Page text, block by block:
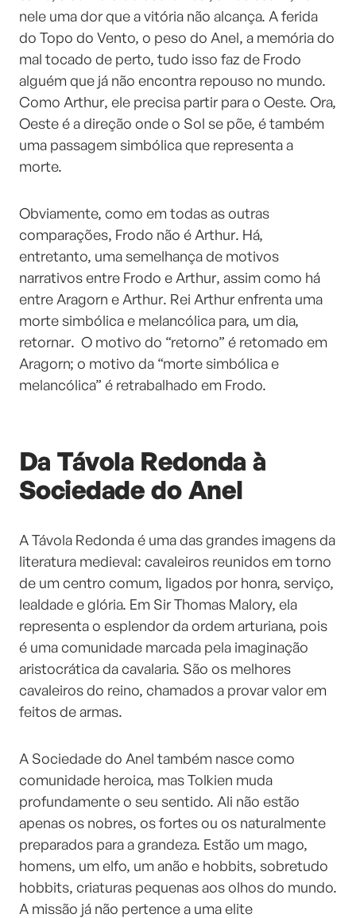
nele uma dor que a vitória não alcança. A ferida
do Topo do Vento, o peso do Anel, a memória do
mal tocado de perto, tudo isso faz de Frodo
alguém que já não encontra repouso no mundo.
Como Arthur, ele precisa partir para o Oeste. Ora,
Oeste é a direção onde o Sol se põe, é também
uma passagem simbólica que representa a
morte.
Obviamente, como em todas as outras
comparações, Frodo não é Arthur. Há,
entretanto, uma semelhança de motivos
narrativos entre Frodo e Arthur, assim como há
entre Aragorn e Arthur. Rei Arthur enfrenta uma
morte simbólica e melancólica para, um dia,
retornar. O motivo do “retorno” é retomado em
Aragorn; o motivo da “morte simbólica e
melancólica” é retrabalhado em Frodo.
Da Távola Redonda à
Sociedade do Anel
A Távola Redonda é uma das grandes imagens da
literatura medieval: cavaleiros reunidos em torno
de um centro comum, ligados por honra, serviço,
lealdade e glória. Em Sir Thomas Malory, ela
representa o esplendor da ordem arturiana, pois
é uma comunidade marcada pela imaginação
aristocrática da cavalaria. São os melhores
cavaleiros do reino, chamados a provar valor em
feitos de armas.
A Sociedade do Anel também nasce como
comunidade heroica, mas Tolkien muda
profundamente o seu sentido. Ali não estão
apenas os nobres, os fortes ou os naturalmente
preparados para a grandeza. Estão um mago,
homens, um elfo, um anão e hobbits, sobretudo
hobbits, criaturas pequenas aos olhos do mundo.
A missão já não pertence a uma elite